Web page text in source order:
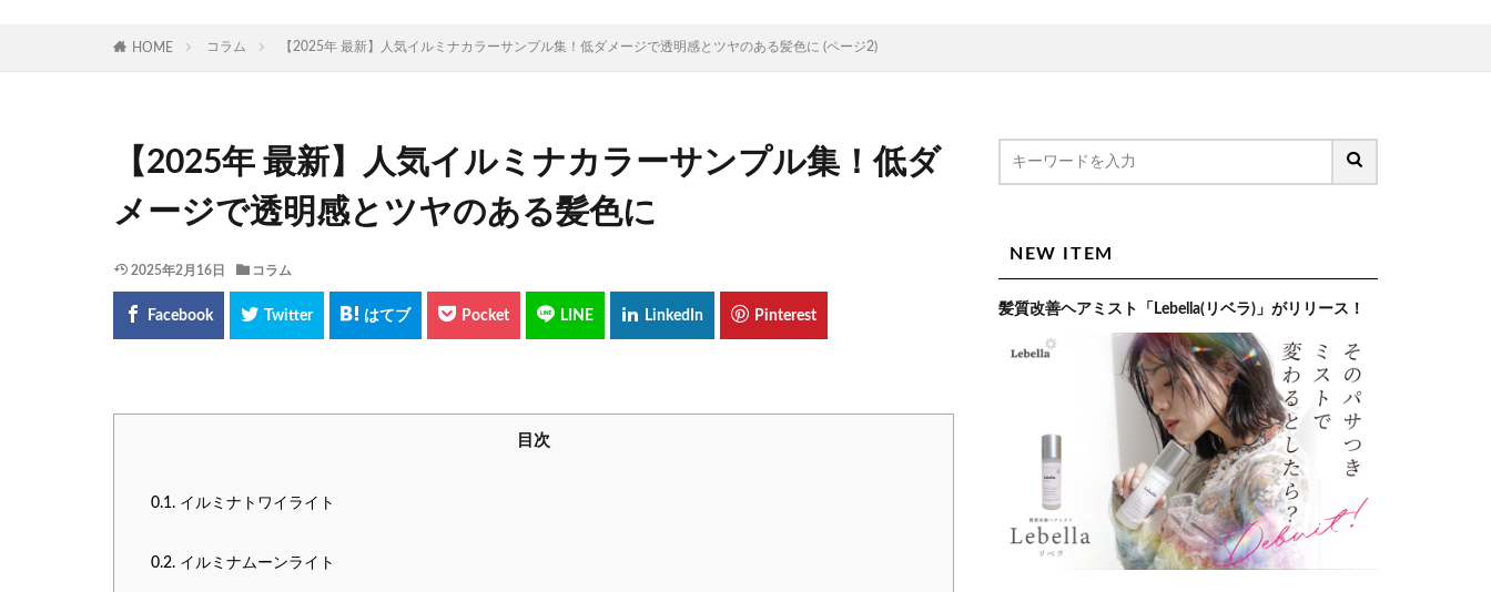
HOME コラム 【2025年 最新】人気イルミナカラーサンプル集！低ダメージで透明感とツヤのある髪色に (ページ2)
【2025年 最新】人気イルミナカラーサンプル集！低ダ
メージで透明感とツヤのある髪色に
2025年2月16日 コラム
目次
0.1.イルミナトワイライト
0.2.イルミナムーンライト
NEW ITEM
髪質改善ヘアミスト「Lebella(リベラ)」がリリース！